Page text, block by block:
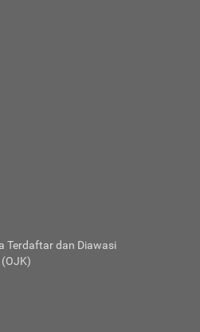
Terdaftar dan Diawasi